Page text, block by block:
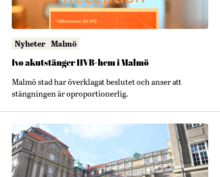
Nyheter Malmö
Ivo akutstänger HVB-hem i Malmö
Malmö stad har överklagat beslutet och anser att
stängningen är oproportionerlig.